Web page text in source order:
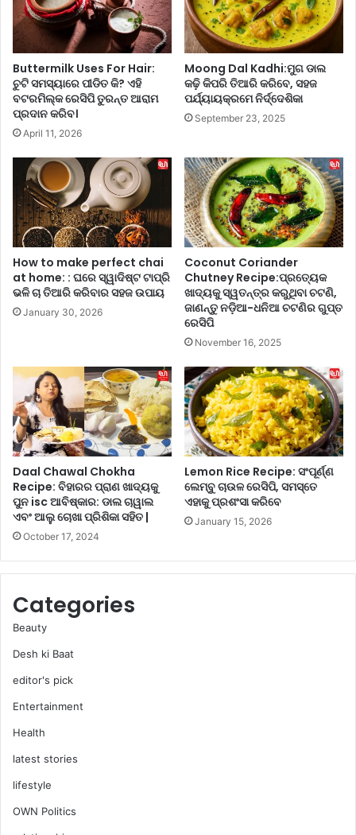
ରୁ
ମୁ
କ୍ତି
ଦେ
ଇ
ପା
ରେ
ଏ
ହି
ରୋ
ଇ
ପା
ନୀ
ଜା
ଣ
ତି
ଣା
ଳୀ
ରେ
ପ
ଡ଼ି
ଥି
ବା
ପୁ
ରୁ
ଣା
ସା
ଡ଼ି
ବ
ବ
ହୁ
ତ
କା
ମ
ରେ
ନ୍ତୁ
ନ୍ଦ
ର
ହୋ
ମ୍
ଡେ
କୋ
ର
ର
ଶା
ନ୍ଦା
ର
ଇ
ଡି
Buttermilk Uses For Hair:
ଚୁଟି ସମସ୍ୟାରେ ପୀଡିତ କି? ଏହି
ବଟରମିଲ୍କ ରେସିପି ତୁରନ୍ତ ଆରାମ
ପ୍ରଦାନ କରିବ।
April 11, 2026
Moong Dal Kadhi:ମୁଗ ଡାଲ
କଢ଼ି କିପରି ତିଆରି କରିବେ, ସହଜ
ପର୍ଯ୍ୟାୟକ୍ରମେ ନିର୍ଦ୍ଦେଶିକା
September 23, 2025
How to make perfect chai
at home: : ଘରେ ସ୍ୱାଦିଷ୍ଟ ଟାପ୍ରି
ଭଳି ଚା ତିଆରି କରିବାର ସହଜ ଉପାୟ
January 30, 2026
Coconut Coriander
Chutney Recipe:ପ୍ରତ୍ୟେକ
ଖାଦ୍ୟକୁ ସ୍ୱତନ୍ତ୍ର କରୁଥିବା ଚଟଣି,
ଜାଣନ୍ତୁ ନଡ଼ିଆ-ଧନିଆ ଚଟଣିର ଗୁପ୍ତ
ରେସିପି
November 16, 2025
Daal Chawal Chokha
Recipe: ବିହାରର ପ୍ରାଣ ଖାଦ୍ୟକୁ
ପୁନ isc ଆବିଷ୍କାର: ଡାଲ ଚାୱାଲ
ଏବଂ ଆଲୁ ଚୋଖା ପ୍ରିଶିକା ସହିତ |
October 17, 2024
Lemon Rice Recipe: ସଂପୂର୍ଣ୍ଣ
ଲେମ୍ବୁ ଚାଉଳ ରେସିପି, ସମସ୍ତେ
ଏହାକୁ ପ୍ରଶଂସା କରିବେ
January 15, 2026
Categories
Beauty
Desh ki Baat
editor's pick
Entertainment
Health
latest stories
lifestyle
OWN Politics